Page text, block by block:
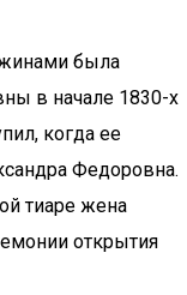
была
в начале 1830-х
когда ее
Федоровна.
тиаре жена
открытия